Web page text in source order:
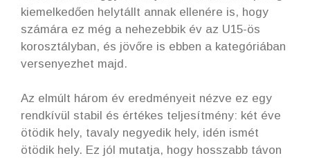
kiemelkedően helytállt annak ellenére is, hogy
számára ez még a nehezebbik év az U15-ös
korosztályban, és jövőre is ebben a kategóriában
versenyezhet majd.
Az elmúlt három év eredményeit nézve ez egy
rendkívül stabil és értékes teljesítmény: két éve
ötödik hely, tavaly negyedik hely, idén ismét
ötödik hely. Ez jól mutatja, hogy hosszabb távon